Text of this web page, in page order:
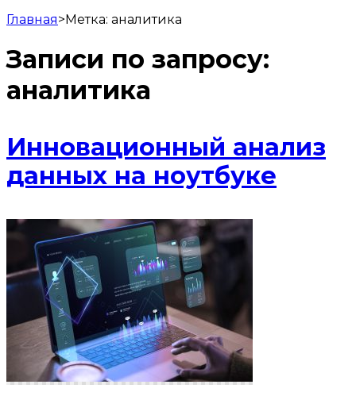
Главная>Метка: аналитика
Записи по запросу:
аналитика
Инновационный анализ
данных на ноутбуке